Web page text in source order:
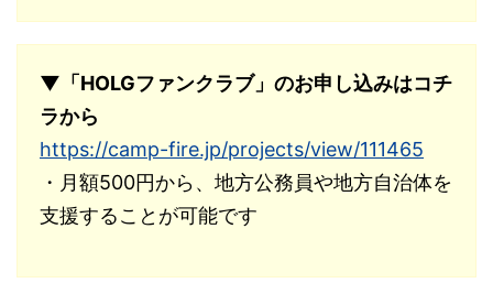
▼「HOLGファンクラブ」のお申し込みはコチ
ラから
https://camp-fire.jp/projects/view/111465
・月額500円から、地方公務員や地方自治体を
支援することが可能です